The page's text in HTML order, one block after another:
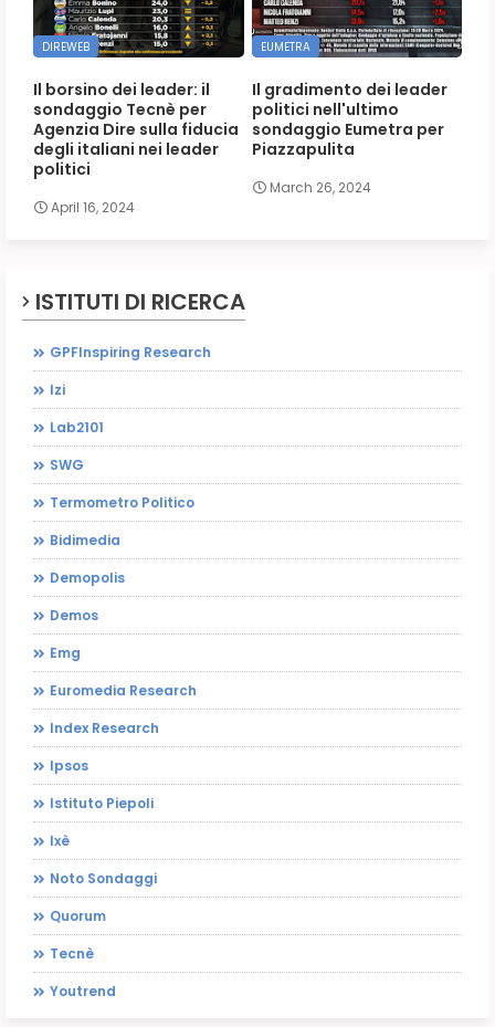
DIREWEB
Il borsino dei leader: il
sondaggio Tecnè per
Agenzia Dire sulla fiducia
degli italiani nei leader
politici
April 16, 2024
EUMETRA
Il gradimento dei leader
politici nell'ultimo
sondaggio Eumetra per
Piazzapulita
March 26, 2024
ISTITUTI DI RICERCA
GPFInspiring Research
Izi
Lab2101
SWG
Termometro Politico
Bidimedia
Demopolis
Demos
Emg
Euromedia Research
Index Research
Ipsos
Istituto Piepoli
Ixè
Noto Sondaggi
Quorum
Tecnè
Youtrend